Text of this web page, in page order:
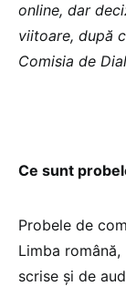
online, dar
viitoare, după
Comisia de
Ce sunt
Probele de
Limba
scrise și de